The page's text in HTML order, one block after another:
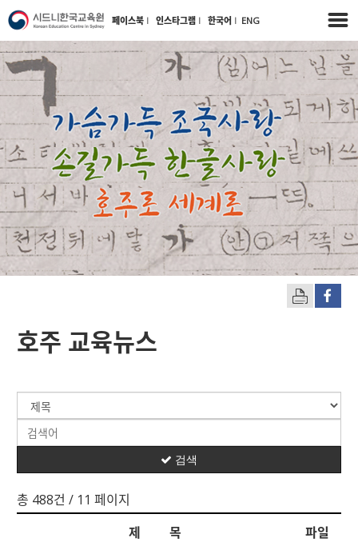
페이스북 l 인스타그램 l 한국어 l ENG
호주 교육뉴스
총 488건 / 11 페이지
검색
제 목 파일